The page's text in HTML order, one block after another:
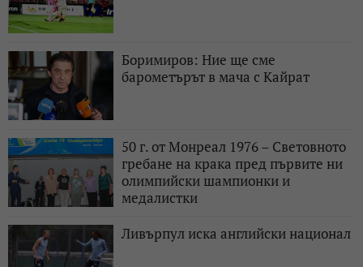
Боримиров: Ние ще сме
барометърът в мача с Кайрат
50 г. от Монреал 1976 – Световното
гребане на крака пред първите ни
олимпийски шампионки и
медалистки
Ливърпул иска английски национал